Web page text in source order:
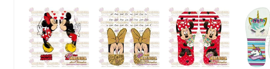
tem
várias
variantes.
As
opções
podem
tem
várias
variantes.
As
opções
tem
várias
variantes.
As
opções